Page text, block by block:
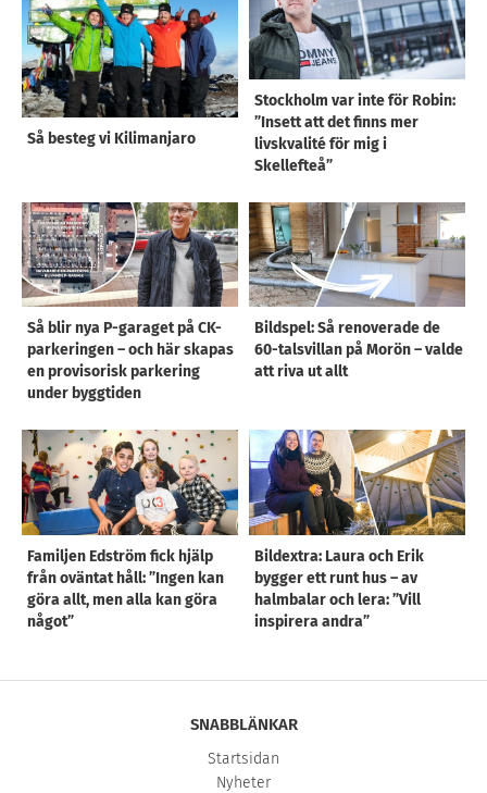
Så besteg vi Kilimanjaro
Stockholm var inte för Robin:
”Insett att det finns mer
livskvalité för mig i
Skellefteå”
Så blir nya P-garaget på CK-
parkeringen – och här skapas
en provisorisk parkering
under byggtiden
Bildspel: Så renoverade de
60-talsvillan på Morön – valde
att riva ut allt
Familjen Edström fick hjälp
från oväntat håll: ”Ingen kan
göra allt, men alla kan göra
något”
Bildextra: Laura och Erik
bygger ett runt hus – av
halmbalar och lera: ”Vill
inspirera andra”
SNABBLÄNKAR
Startsidan
Nyheter